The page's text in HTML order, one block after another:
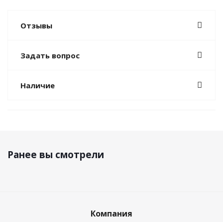
Отзывы
Задать вопрос
Наличие
Ранее вы смотрели
Компания